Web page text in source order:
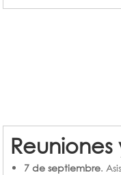
7 de septiembre.